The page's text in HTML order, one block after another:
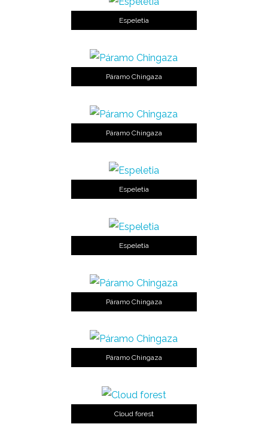
Espeletia
Páramo Chingaza
Páramo Chingaza
Espeletia
Espeletia
Páramo Chingaza
Páramo Chingaza
Cloud forest